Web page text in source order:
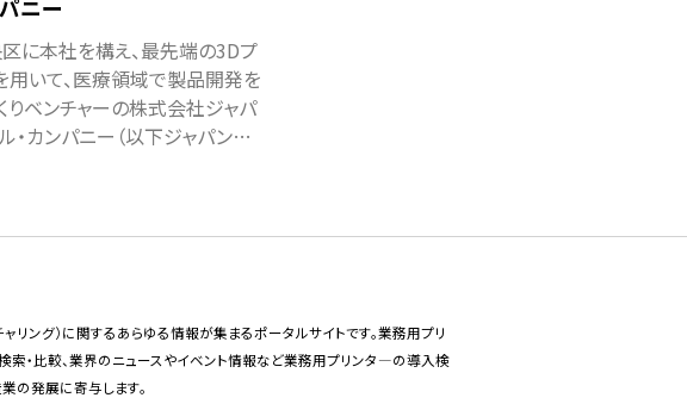
ニー
に本社を構え、最先端の3Dプ
用いて、医療領域で製品開発を
りベンチャーの株式会社ジャパ
ル・カンパニー（以下ジャパン…
リング）に関するあらゆる情報が集まるポータルサイトです。業務用プリ
・比較、業界のニュースやイベント情報など業務用プリンタ―の導入検
の発展に寄与します。